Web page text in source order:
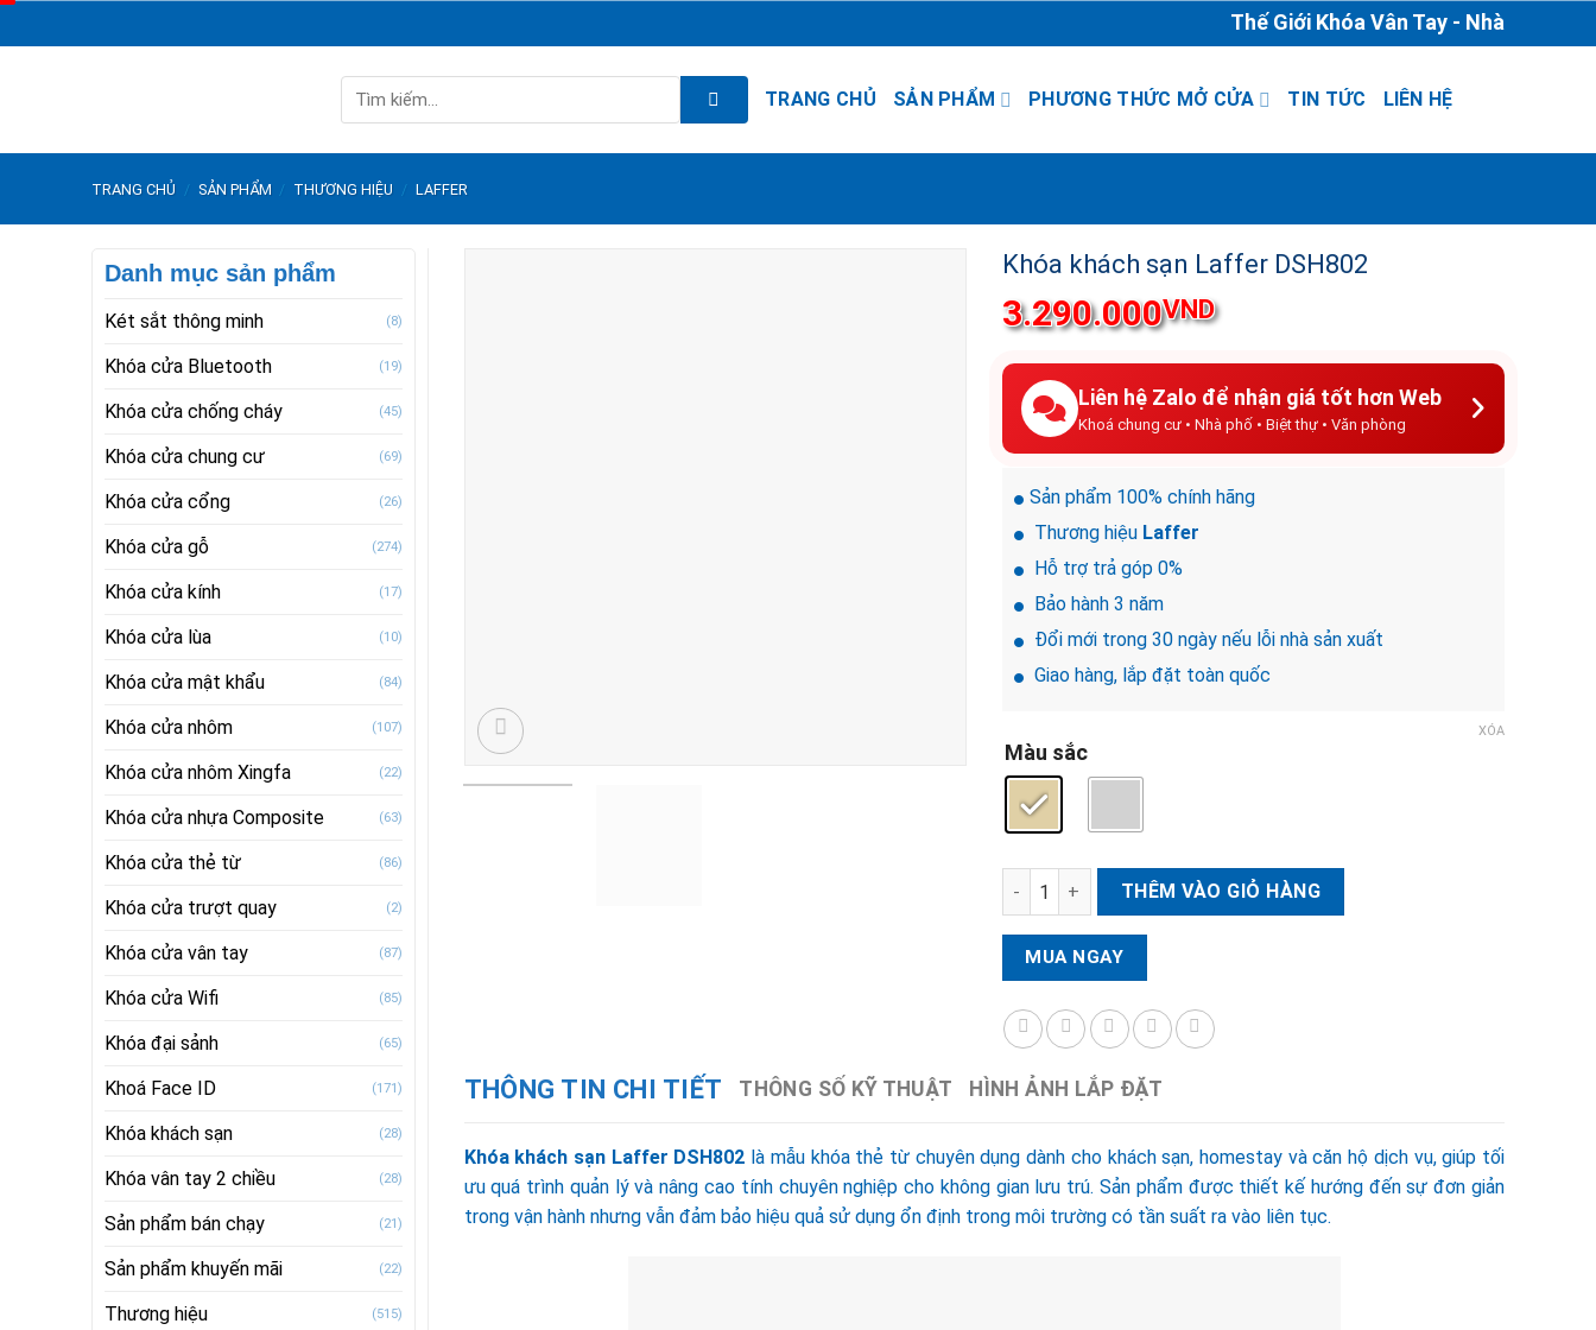
to
Thế Giới Khóa Vân Tay - Nhà Phân Phối
kiếm:
TRANG CHỦ SẢN PHẨM PHƯƠNG THỨC MỞ CỬA TIN TỨC LIÊN HỆ
TRANG CHỦ / SẢN PHẨM / THƯƠNG HIỆU / LAFFER
Danh mục sản phẩm
Két sắt thông minh (8)
Khóa cửa Bluetooth (19)
Khóa cửa chống cháy (45)
Khóa cửa chung cư (69)
Khóa cửa cổng (26)
Khóa cửa gỗ (274)
Khóa cửa kính (17)
Khóa cửa lùa (10)
Khóa cửa mật khẩu (84)
Khóa cửa nhôm (107)
Khóa cửa nhôm Xingfa (22)
Khóa cửa nhựa Composite (63)
Khóa cửa thẻ từ (86)
Khóa cửa trượt quay (2)
Khóa cửa vân tay (87)
Khóa cửa Wifi (85)
Khóa đại sảnh (65)
Khoá Face ID (171)
Khóa khách sạn (28)
Khóa vân tay 2 chiều (28)
Sản phẩm bán chạy (21)
Sản phẩm khuyến mãi (22)
Thương hiệu (515)
Khóa khách sạn Laffer DSH802
3.290.000VND
Liên hệ Zalo để nhận giá tốt hơn Web
Khoá chung cư • Nhà phố • Biệt thự • Văn phòng
Sản phẩm 100% chính hãng
Thương hiệu Laffer
Hỗ trợ trả góp 0%
Bảo hành 3 năm
Đổi mới trong 30 ngày nếu lỗi nhà sản xuất
Giao hàng, lắp đặt toàn quốc
Màu sắc
XÓA
Khóa khách sạn Laffer DSH802 số lượng
THÊM VÀO GIỎ HÀNG
MUA NGAY
THÔNG TIN CHI TIẾT THÔNG SỐ KỸ THUẬT HÌNH ẢNH LẮP ĐẶT
Khóa khách sạn Laffer DSH802 là mẫu khóa thẻ từ chuyên dụng dành cho khách sạn, homestay và căn hộ dịch vụ, giúp tối
ưu quá trình quản lý và nâng cao tính chuyên nghiệp cho không gian lưu trú. Sản phẩm được thiết kế hướng đến sự đơn giản
trong vận hành nhưng vẫn đảm bảo hiệu quả sử dụng ổn định trong môi trường có tần suất ra vào liên tục.